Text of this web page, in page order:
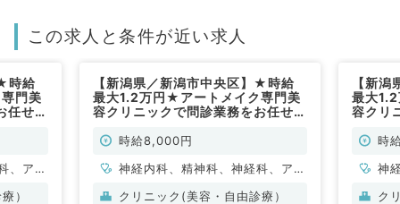
この求人と条件が近い求人
時給
門美
任せし
、アレ
児科、
）
【新潟県／新潟市中央区】★時給
最大1.2万円★アートメイク専門美
容クリニックで問診業務をお任せし
能！（科目不問／非常勤）
時給8,000円
神経内科、精神科、神経科、アレ
ルギー科、リウマチ科、小児科、
クリニック(美容・自由診療）
【新
最大
容クリ
より時
神
ル
ク